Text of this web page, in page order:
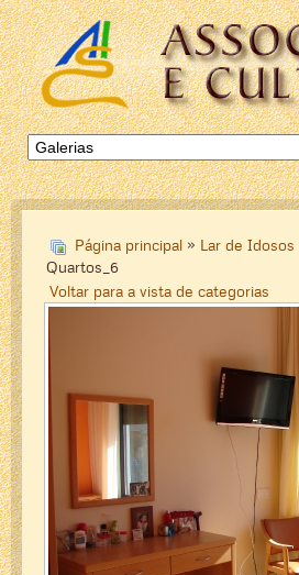
Página principal » Lar de Idosos
Quartos_6
Voltar para a vista de categorias